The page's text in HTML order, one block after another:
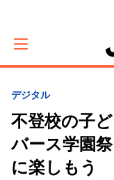
デジタル
不登校の子
バース学園
に楽しもう